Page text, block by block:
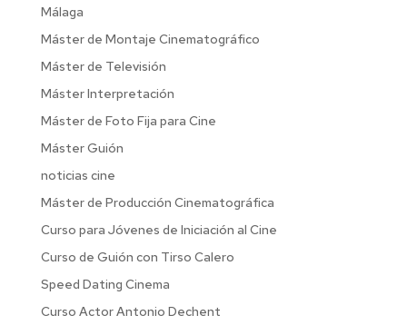
Málaga
Máster de Montaje Cinematográfico
Máster de Televisión
Máster Interpretación
Máster de Foto Fija para Cine
Máster Guión
noticias cine
Máster de Producción Cinematográfica
Curso para Jóvenes de Iniciación al Cine
Curso de Guión con Tirso Calero
Speed Dating Cinema
Curso Actor Antonio Dechent